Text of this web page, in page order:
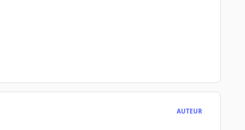
AUTEUR